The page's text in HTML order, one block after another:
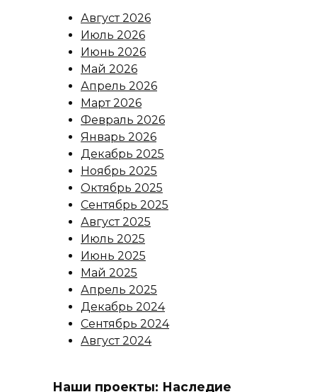
Август 2026
Июль 2026
Июнь 2026
Май 2026
Апрель 2026
Март 2026
Февраль 2026
Январь 2026
Декабрь 2025
Ноябрь 2025
Октябрь 2025
Сентябрь 2025
Август 2025
Июль 2025
Июнь 2025
Май 2025
Апрель 2025
Декабрь 2024
Сентябрь 2024
Август 2024
Наши проекты: Наследие